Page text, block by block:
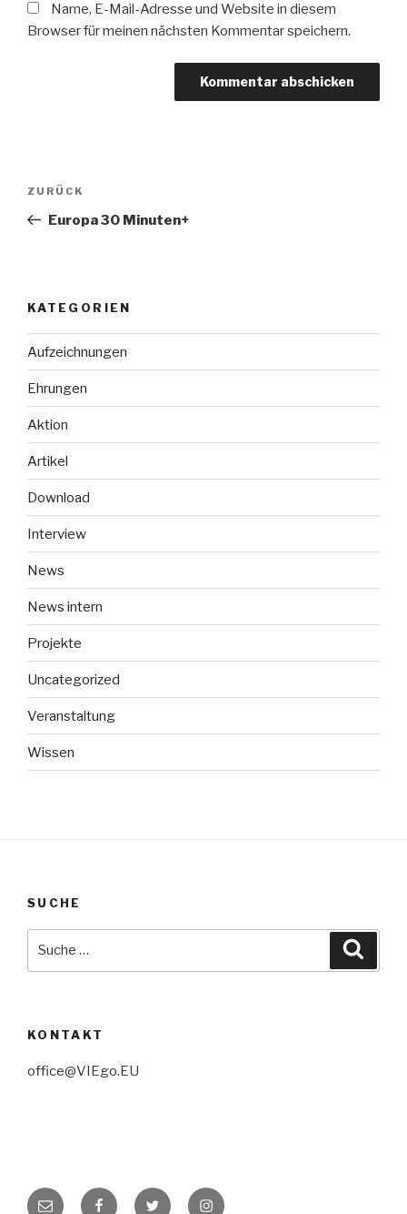
Name, E-Mail-Adresse und Website in diesem
Browser für meinen nächsten Kommentar speichern.
Beitragsnavigation
Vorheriger
Beitrag
ZURÜCK
Europa 30 Minuten+
KATEGORIEN
Aufzeichnungen
Ehrungen
Aktion
Artikel
Download
Interview
News
News intern
Projekte
Uncategorized
Veranstaltung
Wissen
SUCHE
KONTAKT
office@VIEgo.EU
E-
FacebookTwitter Instagram